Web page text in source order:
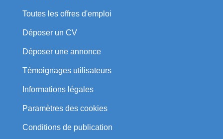
Toutes les offres d'emploi
Déposer un CV
Déposer une annonce
Témoignages utilisateurs
Informations légales
Paramètres des cookies
Conditions de publication